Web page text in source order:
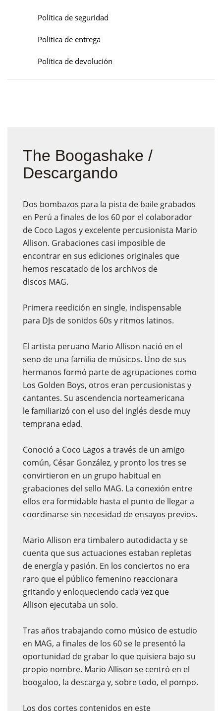
Política de seguridad
Política de entrega
Política de devolución
The Boogashake /
Descargando
Dos bombazos para la pista de baile grabados
en Perú a finales de los 60 por el colaborador
de Coco Lagos y excelente percusionista Mario
Allison. Grabaciones casi imposible de
encontrar en sus ediciones originales que
hemos rescatado de los archivos de
discos MAG.
Primera reedición en single, indispensable
para DJs de sonidos 60s y ritmos latinos.
El artista peruano Mario Allison nació en el
seno de una familia de músicos. Uno de sus
hermanos formó parte de agrupaciones como
Los Golden Boys, otros eran percusionistas y
cantantes. Su ascendencia norteamericana
le familiarizó con el uso del inglés desde muy
temprana edad.
Conoció a Coco Lagos a través de un amigo
común, César González, y pronto los tres se
convirtieron en un grupo habitual en
grabaciones del sello MAG. La conexión entre
ellos era formidable hasta el punto de llegar a
coordinarse sin necesidad de ensayos previos.
Mario Allison era timbalero autodidacta y se
cuenta que sus actuaciones estaban repletas
de energía y pasión. En los conciertos no era
raro que el público femenino reaccionara
gritando y enloqueciendo cada vez que
Allison ejecutaba un solo.
Tras años trabajando como músico de estudio
en MAG, a finales de los 60 se le presentó la
oportunidad de grabar lo que quisiera bajo su
propio nombre. Mario Allison se centró en el
boogaloo, la descarga y, sobre todo, el pompo.
Los dos cortes contenidos en este